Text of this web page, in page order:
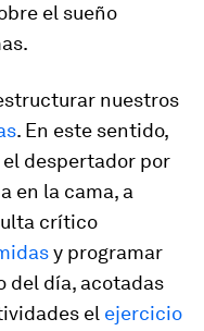
el sueño
nuestros
. En este sentido,
despertador por
en la cama, a
crítico
y programar
del día, acotadas
el ejercicio